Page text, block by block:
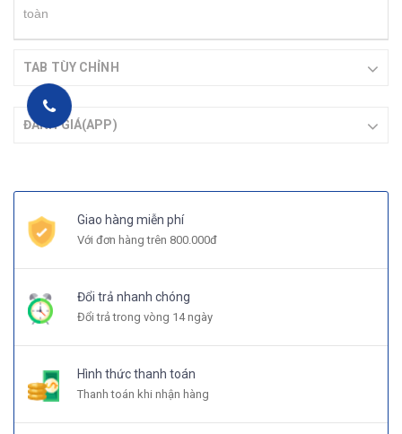
toàn
TAB TÙY CHỈNH
ĐÁNH GIÁ(APP)
Giao hàng miễn phí
Với đơn hàng trên 800.000đ
Đổi trả nhanh chóng
Đổi trả trong vòng 14 ngày
Hình thức thanh toán
Thanh toán khi nhận hàng